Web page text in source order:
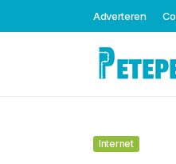
Adverteren
Internet